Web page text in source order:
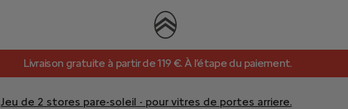
Livraison gratuite à partir de 119 €. À l’étape du paiement.
Jeu de 2 stores pare-soleil - pour vitres de portes arriere.